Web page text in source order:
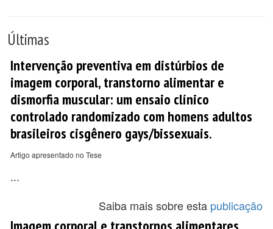
Últimas
Intervenção preventiva em distúrbios de
imagem corporal, transtorno alimentar e
dismorfia muscular: um ensaio clínico
controlado randomizado com homens adultos
brasileiros cisgênero gays/bissexuais.
Artigo apresentado no Tese
...
Saiba mais sobre esta publicação
Imagem corporal e transtornos alimentares